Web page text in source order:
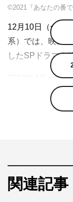
©2021『あなたの番
12月10日（金）
系）では、映画
したSPドラマを
2019年4月〜9月
は、企画・原案
演。手塚菜奈（
物語にちりばめ
関連記事